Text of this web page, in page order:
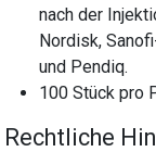
nach der
Nordisk,
und Pendiq.
100 Stück pro
Rechtliche